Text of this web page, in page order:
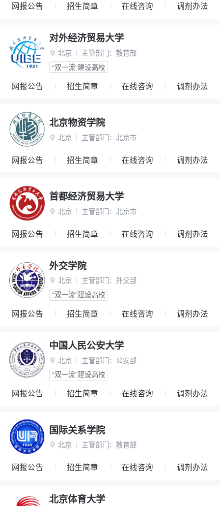
网报公告 招生简章 在线咨询 调剂办法
对外经济贸易大学
 北京 主管部门： 教育部
“双一流”建设高校
网报公告 招生简章 在线咨询 调剂办法
北京物资学院
 北京 主管部门： 北京市
网报公告 招生简章 在线咨询 调剂办法
首都经济贸易大学
 北京 主管部门： 北京市
网报公告 招生简章 在线咨询 调剂办法
外交学院
 北京 主管部门： 外交部
“双一流”建设高校
网报公告 招生简章 在线咨询 调剂办法
中国人民公安大学
 北京 主管部门： 公安部
“双一流”建设高校
网报公告 招生简章 在线咨询 调剂办法
国际关系学院
 北京 主管部门： 教育部
网报公告 招生简章 在线咨询 调剂办法
北京体育大学